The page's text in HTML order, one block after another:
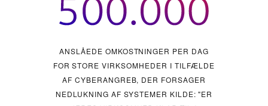
ANSLÅEDE OMKOSTNINGER PER DAG
FOR SMÅ VIRKSOMHEDER I TILFÆLDE AF
CYBERANGREB, DER FORSAGER
NEDLUKNING AF SYSTEMER
ANSLÅEDE OMKOSTNINGER PER DAG
FOR MELLEMSTORE VIRKSOMHEDER I
TILFÆLDE AF CYBERANGREB, DER
FORSAGER NEDLUKNING AF SYSTEMER
ANSLÅEDE OMKOSTNINGER PER DAG
FOR STORE VIRKSOMHEDER I TILFÆLDE
AF CYBERANGREB, DER FORSAGER
NEDLUKNING AF SYSTEMER KILDE: "ER